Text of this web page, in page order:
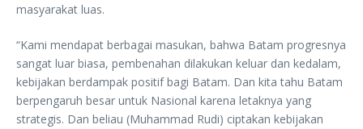
masyarakat luas.
“Kami mendapat berbagai masukan, bahwa Batam progresnya
sangat luar biasa, pembenahan dilakukan keluar dan kedalam,
kebijakan berdampak positif bagi Batam. Dan kita tahu Batam
berpengaruh besar untuk Nasional karena letaknya yang
strategis. Dan beliau (Muhammad Rudi) ciptakan kebijakan